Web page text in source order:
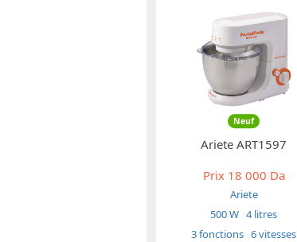
Neuf
Ariete ART1597
Prix18 000 Da
Ariete
500 W 4 litres
3 fonctions 6 vitesses